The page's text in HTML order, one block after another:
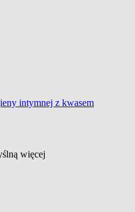
intymnej z kwasem
więcej